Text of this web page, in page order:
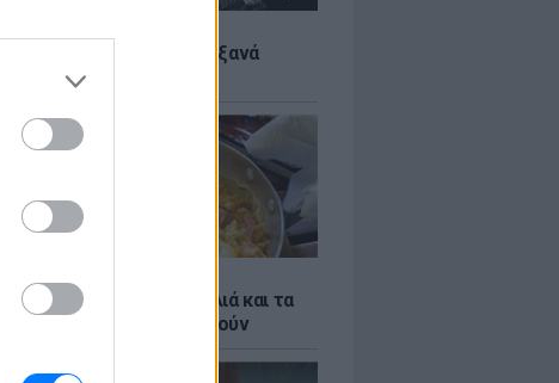
hit wonders που έγιναν ξανά
από… ατύχημα
γιαούρτι: Μία κουταλιά και τα
eggs θα απογειωθούν